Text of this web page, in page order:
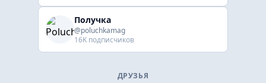
Получка
@poluchkamag
16K подписчиков
ДРУЗЬЯ